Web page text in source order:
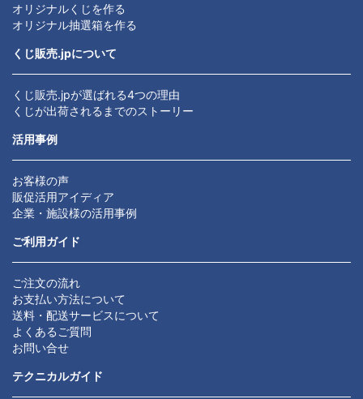
オリジナルくじを作る
オリジナル抽選箱を作る
くじ販売.jpについて
くじ販売.jpが選ばれる4つの理由
くじが出荷されるまでのストーリー
活用事例
お客様の声
販促活用アイディア
企業・施設様の活用事例
ご利用ガイド
ご注文の流れ
お支払い方法について
送料・配送サービスについて
よくあるご質問
お問い合せ
テクニカルガイド